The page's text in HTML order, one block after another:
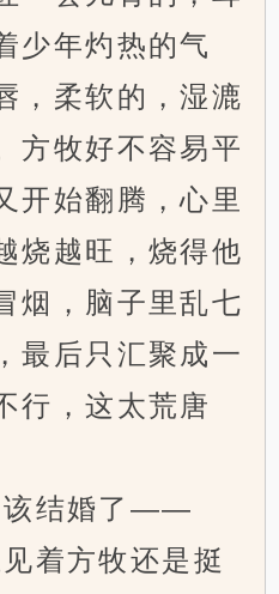
少年灼热的气
，柔软的，湿漉
方牧好不容易平
开始翻腾，心里
烧越旺，烧得他
烟，脑子里乱七
最后只汇聚成一
行，这太荒唐
结婚了——
着方牧还是挺